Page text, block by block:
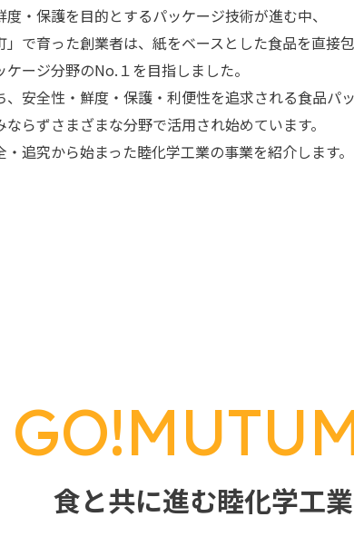
度・保護を目的とするパッケージ技術が進む中、
」で育った創業者は、紙をベースとした食品を直接包
ケージ分野のNo.１を目指しました。
、安全性・鮮度・保護・利便性を追求される食品パ
ならずさまざまな分野で活用され始めています。
・追究から始まった睦化学工業の事業を紹介します。
GO!MUTU
食と共に進む睦化学工業